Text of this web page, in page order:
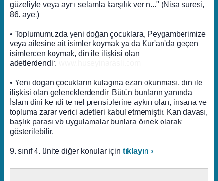
güzeliyle veya aynı selamla karşılık verin..." (Nisa suresi,
86. ayet)
• Toplumumuzda yeni doğan çocuklara, Peygamberimize
veya ailesine ait isimler koymak ya da Kur'an'da geçen
isimlerden koymak, din ile ilişkisi olan
adetlerdendir.
• Yeni doğan çocukların kulağına ezan okunması, din ile
ilişkisi olan geleneklerdendir. Bütün bunların yanında
İslam dini kendi temel prensiplerine aykırı olan, insana ve
topluma zarar verici adetleri kabul etmemiştir. Kan davası,
başlık parası vb uygulamalar bunlara örnek olarak
gösterilebilir.
9. sınıf 4. ünite diğer konular için tıklayın ›